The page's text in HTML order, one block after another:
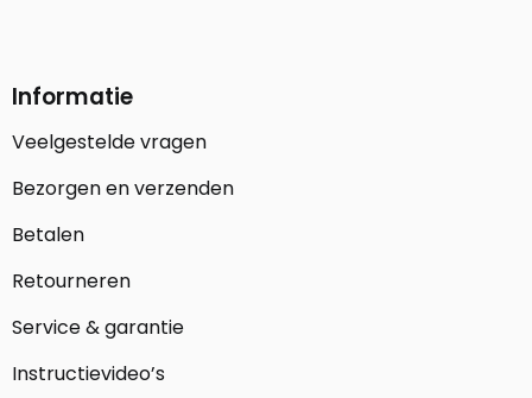
Informatie
Veelgestelde vragen
Bezorgen en verzenden
Betalen
Retourneren
Service & garantie
Instructievideo’s